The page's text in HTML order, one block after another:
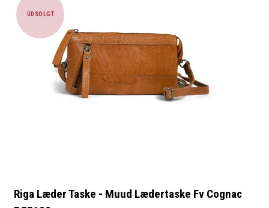
UDSOLGT
Riga Læder Taske - Muud Lædertaske Fv Cognac